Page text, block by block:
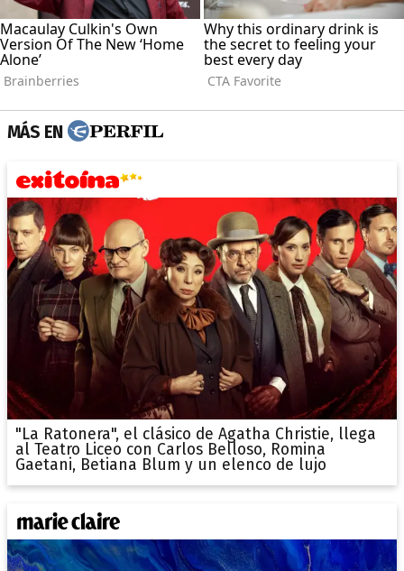
MÁS EN
"La Ratonera", el clásico de Agatha Christie, llega
al Teatro Liceo con Carlos Belloso, Romina
Gaetani, Betiana Blum y un elenco de lujo